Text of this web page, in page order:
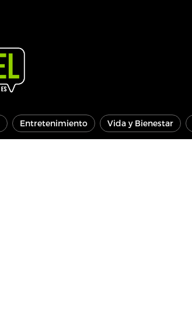
Entretenimiento Vida y Bienestar